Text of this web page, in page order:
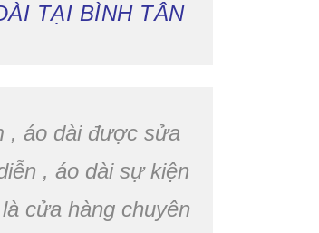
TẠI BÌNH TÂN
, áo dài được sửa
, áo dài sự kiện
cửa hàng chuyên